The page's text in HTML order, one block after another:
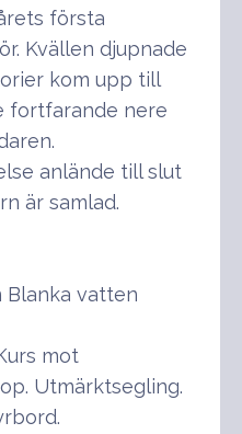
första
Kvällen djupnade
kom upp till
fortfarande nere
anlände till slut
är samlad.
Blanka vatten
mot
Utmärktsegling.